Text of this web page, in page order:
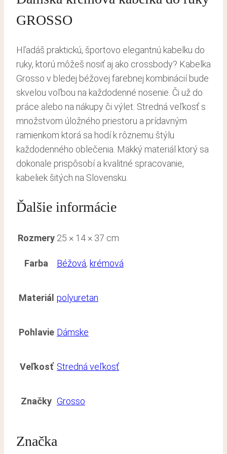
GROSSO
Hľadáš praktickú, športovo elegantnú kabelku do
ruky, ktorú môžeš nosiť aj ako crossbody? Kabelka
Grosso v bledej béžovej farebnej kombinácií bude
skvelou voľbou na každodenné nosenie. Či už do
práce alebo na nákupy či výlet. Stredná veľkosť s
množstvom úložného priestoru a prídavným
ramienkom ktorá sa hodí k rôznemu štýlu
každodenného oblečenia. Mäkký materiál ktorý sa
dokonale prispôsobí a kvalitné spracovanie,
kabeliek šitých na Slovensku.
Ďalšie informácie
Rozmery 25 × 14 × 37 cm
Farba Béžová, krémová
Materiál polyuretan
Pohlavie Dámske
Veľkosť Stredná veľkosť
Značky Grosso
Značka